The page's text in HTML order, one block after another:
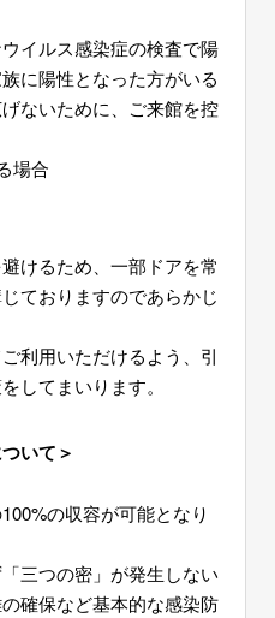
イルス感染症の検査で陽
に陽性となった方がいる
ないために、ご来館を控
場合
けるため、一部ドアを常
ておりますのであらかじ
利用いただけるよう、引
してまいります。
いて＞
の収容が可能となり
三つの密」が発生しない
確保など基本的な感染防